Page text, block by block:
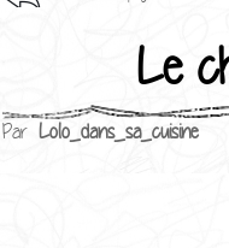
Le
Par Lolo_dans_sa_cuisine